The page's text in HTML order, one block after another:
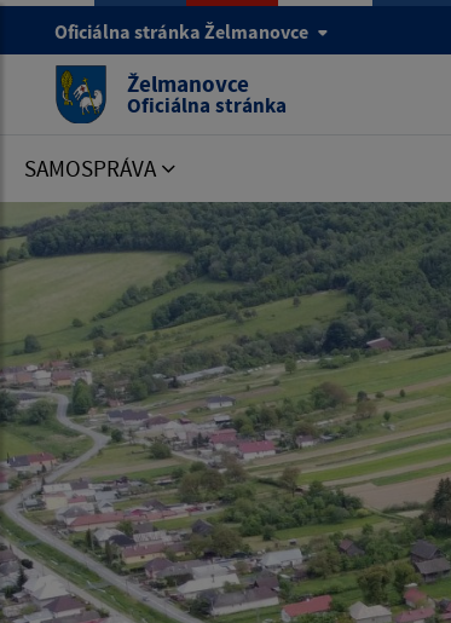
Oficiálna stránka Želmanovce
Želmanovce
Oficiálna stránka
SAMOSPRÁVA